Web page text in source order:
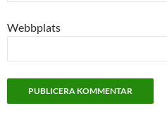
Webbplats